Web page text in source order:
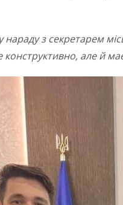
нараду з секретарем
але й